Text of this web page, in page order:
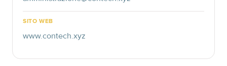
SITO WEB
www.contech.xyz